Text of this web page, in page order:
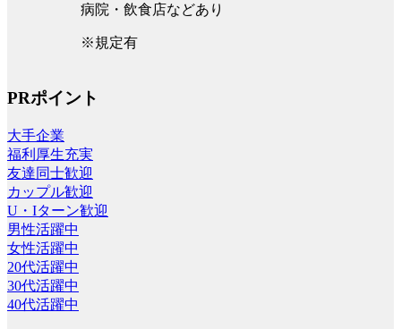
病院・飲食店などあり
※規定有
PRポイント
大手企業
福利厚生充実
友達同士歓迎
カップル歓迎
U・Iターン歓迎
男性活躍中
女性活躍中
20代活躍中
30代活躍中
40代活躍中